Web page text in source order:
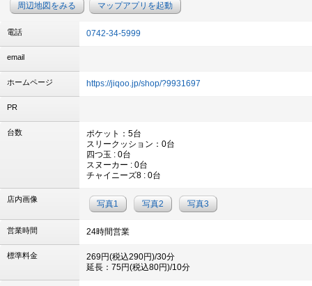
周辺地図をみる マップアプリを起動
電話 0742-34-5999
email
ホームページ https://jiqoo.jp/shop/?9931697
PR
台数
ポケット：5台
スリークッション：0台
四つ玉 : 0台
スヌーカー : 0台
チャイニーズ8 : 0台
店内画像 写真1 写真2 写真3
営業時間 24時間営業
標準料金
269円(税込290円)/30分
延長：75円(税込80円)/10分